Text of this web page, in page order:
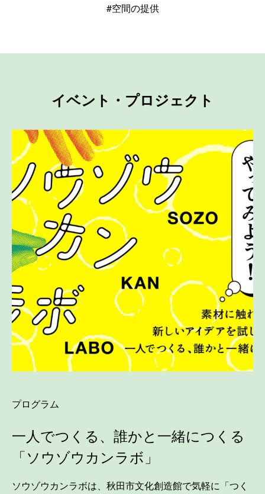
#空間の提供
イベント・プロジェクト
プログラム
一人でつくる、誰かと一緒につくる
「ソウゾウカンラボ」
ソウゾウカンラボは、秋田市文化創造館で気軽に「つく